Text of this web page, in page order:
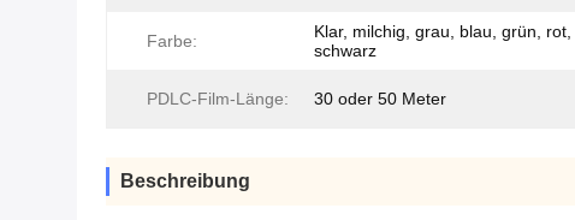
Farbe:
Klar, milchig, grau, blau, grün, rot,
schwarz
PDLC-Film-Länge: 30 oder 50 Meter
Beschreibung